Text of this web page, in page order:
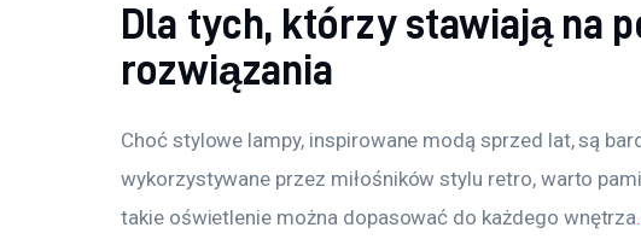
Dla tych, którzy stawiają na
rozwiązania
Choć stylowe lampy, inspirowane modą sprzed lat, są
wykorzystywane przez miłośników stylu retro, warto
takie oświetlenie można dopasować do każdego wnętrza.